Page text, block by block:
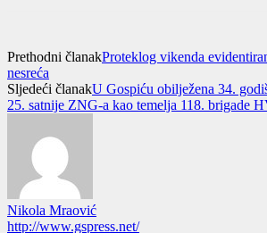
Prethodni članakProteklog vikenda
nesreća
Sljedeći članakU Gospiću obilježena 34.
25. satnije ZNG-a kao temelja 118. brigade
Nikola Mraović
http://www.gspress.net/